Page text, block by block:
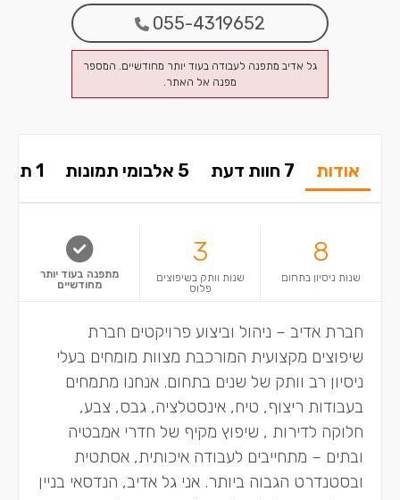
055-4319652
גל אדיב מתפנה לעבודה בעוד יותר מחודשיים. המספר
מפנה אל האתר.
אודות 7 חוות דעת 5 אלבומי תמונות 1 תשובות בפורום
חברת אדיב – ניהול וביצוע פרויקטים חברת
שיפוצים מקצועית המורכבת מצוות מומחים בעלי
ניסיון רב וותק של שנים בתחום. אנחנו מתמחים
בעבודות ריצוף, טיח, אינסטלציה, גבס, צבע,
חלוקה לדירות , שיפוץ מקיף של חדרי אמבטיה
ובתים – מתחייבים לעבודה איכותית, אסתטית
ובסטנדרט הגבוה ביותר. אני גל אדיב, הנדסאי בניין
8
שנות ניסיון בתחום
3
שנות וותק בשיפוצים
פלוס
מתפנה בעוד יותר
מחודשיים